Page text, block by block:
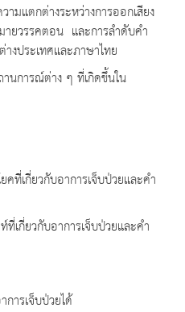
แตกต่างระหว่างการออกเสียง
ายวรรคตอน และการลำดับคำ
งประเทศและภาษาไทย
นการณ์ต่าง ๆ ที่เกิดขึ้นใน
ที่เกี่ยวกับอาการเจ็บป่วยและคำ
เกี่ยวกับอาการเจ็บป่วยและคำ
ารเจ็บป่วยได้